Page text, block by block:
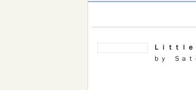
Ｌｉｔｔｌ
ｂｙ Ｓａｔ